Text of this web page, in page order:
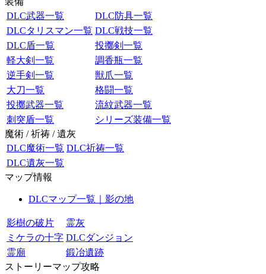
DLC武器一覧
DLC防具一覧
DLCタリスマン一覧 DLC戦技一覧
DLC盾一覧
投擲剣一覧
軽大剣一覧
調香瓶一覧
逆手剣一覧
獣爪一覧
大刀一覧
格闘一覧
投擲武器一覧
流紋武器一覧
刺突盾一覧
シリーズ装備一覧
魔術 / 祈祷 / 遺灰
DLC魔術一覧 DLC祈祷一覧
DLC遺灰一覧
マップ情報
DLCマップ一覧｜影の地
影樹の破片
霊灰
ミケラの十字 DLCダンジョン
霊廟
鍛冶遺跡
ストーリーマップ攻略